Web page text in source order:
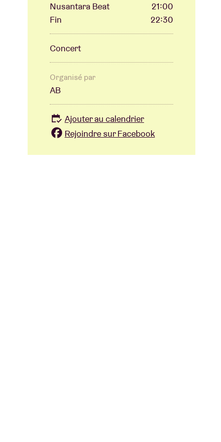
Nusantara Beat
21:00
Fin
22:30
Concert
Organisé par
AB
Ajouter au calendrier
Rejoindre sur Facebook